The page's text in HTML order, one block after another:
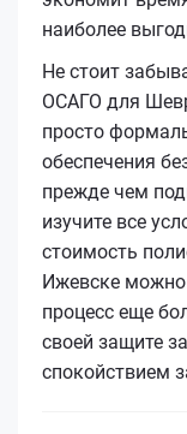
наиболее
Не стоит
ОСАГО для
просто
обеспечения
прежде чем
изучите все
стоимость
Ижевске можно
процесс еще
своей защите
спокойствием